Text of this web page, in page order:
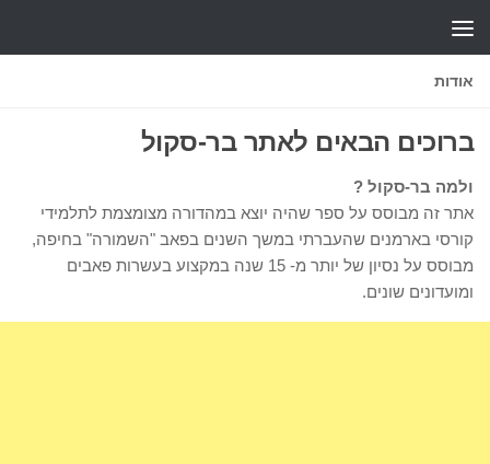
אודות
ברוכים הבאים לאתר בר-סקול
ולמה בר-סקול ?
אתר זה מבוסס על ספר שהיה יוצא במהדורה מצומצמת לתלמידי
קורסי בארמנים שהעברתי במשך השנים בפאב "השמורה" בחיפה,
מבוסס על נסיון של יותר מ- 15 שנה במקצוע בעשרות פאבים
ומועדונים שונים.